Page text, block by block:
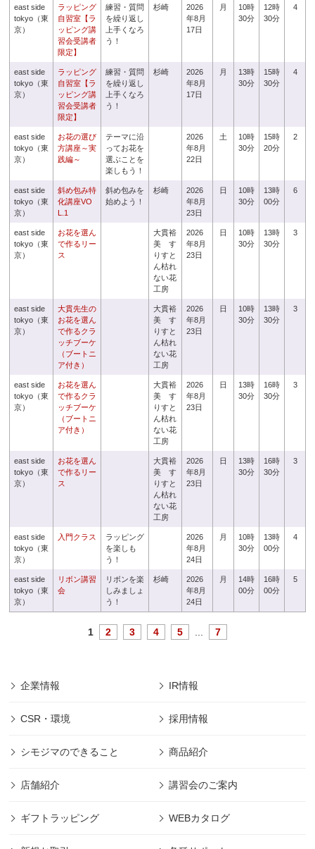
east side
tokyo（東
京）
ラッピング
自習室【ラ
ッピング講
習会受講者
限定】
練習・質問
を繰り返し
上手くなろ
う！
杉崎
2026
年8月
17日
月
10時
30分
12時
30分
4
east side
tokyo（東
京）
ラッピング
自習室【ラ
ッピング講
習会受講者
限定】
練習・質問
を繰り返し
上手くなろ
う！
杉崎
2026
年8月
17日
月
13時
30分
15時
30分
4
east side
tokyo（東
京）
お花の選び
方講座～実
践編～
テーマに沿
ってお花を
選ぶことを
楽しもう！
2026
年8月
22日
土
10時
30分
15時
20分
2
east side
tokyo（東
京）
斜め包み特
化講座VO
L.1
斜め包みを
始めよう！
杉崎
2026
年8月
23日
日
10時
30分
13時
00分
6
east side
tokyo（東
京）
お花を選ん
で作るリー
ス
大貫裕
美 す
りすと
ん枯れ
ない花
工房
2026
年8月
23日
日
10時
30分
13時
30分
3
east side
tokyo（東
京）
大貫先生の
お花を選ん
で作るクラ
ッチブーケ
（ブートニ
ア付き）
大貫裕
美 す
りすと
ん枯れ
ない花
工房
2026
年8月
23日
日
10時
30分
13時
30分
3
east side
tokyo（東
京）
お花を選ん
で作るクラ
ッチブーケ
（ブートニ
ア付き）
大貫裕
美 す
りすと
ん枯れ
ない花
工房
2026
年8月
23日
日
13時
30分
16時
30分
3
east side
tokyo（東
京）
お花を選ん
で作るリー
ス
大貫裕
美 す
りすと
ん枯れ
ない花
工房
2026
年8月
23日
日
13時
30分
16時
30分
3
east side
tokyo（東
京）
入門クラス
ラッピング
を楽しも
う！
2026
年8月
24日
月
10時
30分
13時
00分
4
east side
tokyo（東
京）
リボン講習
会
リボンを楽
しみましょ
う！
杉崎
2026
年8月
24日
月
14時
00分
16時
00分
5
1 2 3 4 5 7
企業情報 IR情報
CSR・環境 採用情報
シモジマのできること 商品紹介
店舗紹介 講習会のご案内
ギフトラッピング WEBカタログ